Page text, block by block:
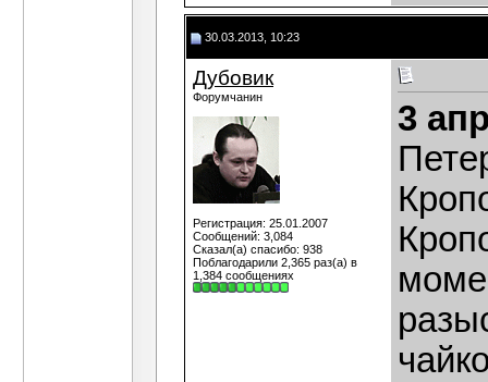
30.03.2013, 10:23
Дубовик
Форумчанин
Регистрация: 25.01.2007
Сообщений: 3,084
Сказал(а) спасибо: 938
Поблагодарили 2,365 раз(а) в
1,384 сообщениях
3